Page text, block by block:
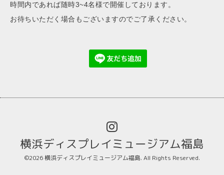
時間内であれば随時3~4名様で開催しております。
お待ちいただく場合もございますのでご了承ください。
横浜ディスプレイミュージアム福島
©2026横浜ディスプレイミュージアム福島. All Rights Reserved.